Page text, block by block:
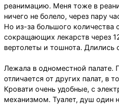
реанимацию. Меня тоже в
ничего не болело, через пару
Но из-за большого количества
сокращающих лекарств через
вертолеты и тошнота. Длились
Лежала в одноместной палате.
отличается от других палат, в
Кровати очень удобные, с
механизмом. Туалет, душ один